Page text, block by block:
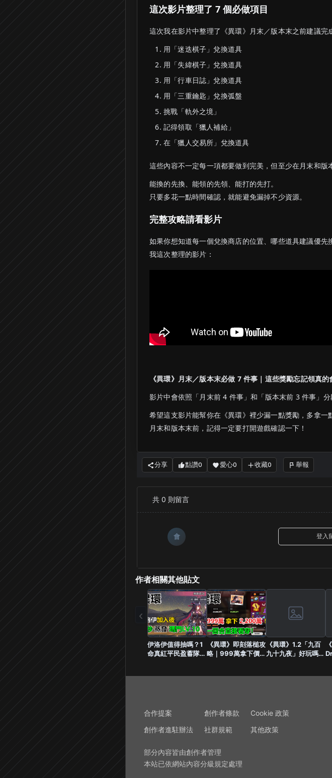
這次影片整理了 7 個必做項目
這次我在影片中整理了《異環》月末／版本末之前建議完
用「迷迭棋子」兌換道具
用「失緯棋子」兌換道具
用「行車日誌」兌換道具
用「三重鑰匙」兌換弧盤
挑戰「軌外之境」
記得領取「獵人補給」
在「獵人交易所」兌換道具
這些內容不一定每一項都要做到完美，但至少在月末和版
能換的先換、能領的先領、能打的先打。
只要多花一點時間確認，就能避免漏掉不少資源。
完整攻略請看影片
如果你想知道每一個兌換商店的位置、哪些道具建議優
我這次整理的影片：
《異環》月末／版本末必做 7 件事｜這些獎勵忘記領真的
影片中會依照「月末前 4 件事」和「版本末前 3 件事」分
希望這支影片能幫你在《異環》裡少漏一點獎勵，多拿一
月末和版本末前，記得一定要打開遊戲確認一下！
分享 點讚0 愛心0 收藏0 舉報
共 0 則留言
會 登入
作者相關其他貼文
‹
伊洛伊值得抽嗎？1
命真紅平民盈蓄隊
《異環》即刻落槌攻
略｜999萬拿下價值
《異環》1.2「九百
九十九夜」好玩嗎？
合作提案 創作者條款
Cookie 政策
創作者進駐辦法
社群規範 其他政策
部分內容皆由創作者管理
本站已依網站內容分級規定處理